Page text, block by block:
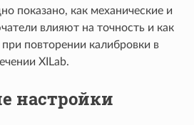
показано, как механические и
влияют на точность и как
повторении калибровки в
XILab.
настройки